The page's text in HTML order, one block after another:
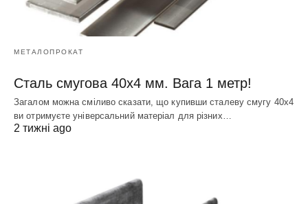
МЕТАЛОПРОКАТ
Сталь смугова 40х4 мм. Вага 1 метр!
Загалом можна сміливо сказати, що купивши сталеву смугу 40х4
ви отримуєте універсальний матеріал для різних…
2 тижні ago